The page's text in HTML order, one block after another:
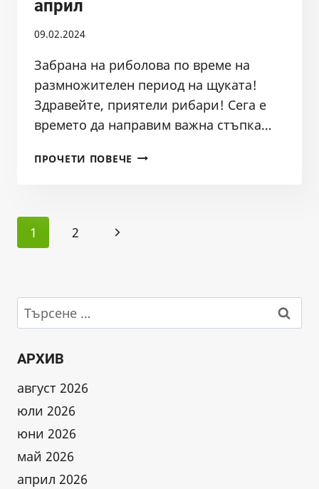
април
09.02.2024
Забрана на риболова по време на
размножителен период на щуката!
Здравейте, приятели рибари! Сега е
времето да направим важна стъпка…
ПРОЧЕТИ ПОВЕЧЕ ЗАБРАНА
ДО
Page
navigation
1 2
Next
Търсене
за:
АРХИВ
август 2026
юли 2026
юни 2026
май 2026
април 2026